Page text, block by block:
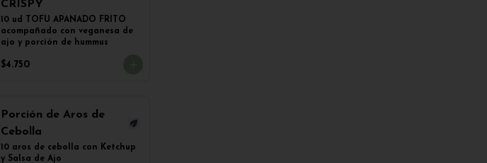
CRISPY
10 ud TOFU APANADO FRITO
acompañado con veganesa de
ajo y porción de hummus
$4.750
Porción de Aros de
Cebolla
10 aros de cebolla con Ketchup
y Salsa de Ajo